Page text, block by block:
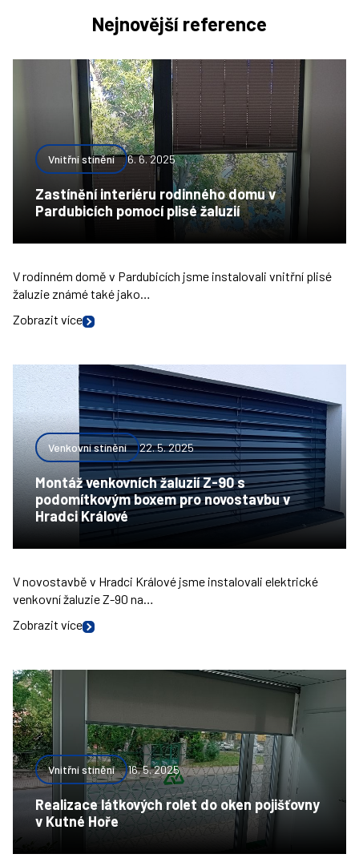
Nejnovější reference
Vnitřní stínění 6. 6. 2025
Zastínění interiéru rodinného domu v
Pardubicích pomocí plisé žaluzií
V rodinném domě v Pardubicích jsme instalovali vnitřní plisé
žaluzie známé také jako…
Zobrazit více
Venkovní stínění 22. 5. 2025
Montáž venkovních žaluzií Z-90 s
podomítkovým boxem pro novostavbu v
Hradci Králové
V novostavbě v Hradci Králové jsme instalovali elektrické
venkovní žaluzie Z-90 na…
Zobrazit více
Vnitřní stínění 16. 5. 2025
Realizace látkových rolet do oken pojišťovny
v Kutné Hoře